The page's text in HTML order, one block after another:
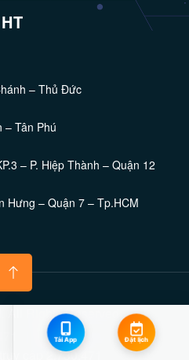
Tải App Đặt lịch
– Thủ Đức
– Tân Phú
– P. Hiệp Thành – Quận 12
Hưng – Quận 7 – Tp.HCM
Phường 7 - TP.Vũng Tàu
– TDM – Bình Dương
All Rights Reserved.
Hôm nay
5,810
cập
2,730,471